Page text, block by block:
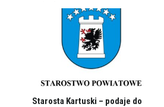
Starosta Kartuski – podaje do